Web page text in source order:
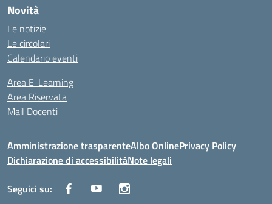
Novità
Le notizie
Le circolari
Calendario eventi
Area E-Learning
Area Riservata
Mail Docenti
Amministrazione trasparenteAlbo OnlinePrivacy Policy
Dichiarazione di accessibilitàNote legali
Seguici su: